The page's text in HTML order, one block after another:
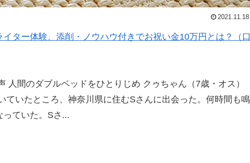
2021.11.18
ター体験、添削・ノウハウ付きでお祝い金10万円とは？（口
人間のダブルベッドをひとりじめ クゥちゃん（7歳・オス）
ていたところ、神奈川県に住むSさんに出会った。何時間も鳴
っていた。Sさ...